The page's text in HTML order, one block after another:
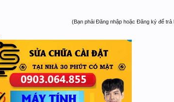
(Bạn phải Đăng nhập hoặc Đăng ký để trả